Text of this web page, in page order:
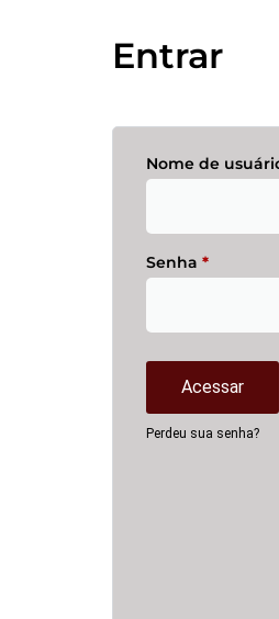
Entrar
Nome de
Senha *
Acessar
Perdeu sua senha?